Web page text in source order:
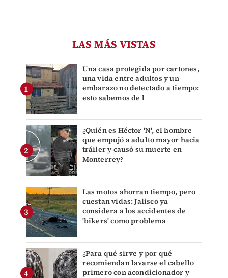
LAS MÁS VISTAS
Una casa protegida por cartones,
una vida entre adultos y un
embarazo no detectado a tiempo:
esto sabemos de l
¿Quién es Héctor 'N', el hombre
que empujó a adulto mayor hacia
tráiler y causó su muerte en
Monterrey?
Las motos ahorran tiempo, pero
cuestan vidas: Jalisco ya
considera a los accidentes de
'bikers' como problema
¿Para qué sirve y por qué
recomiendan lavarse el cabello
primero con acondicionador y